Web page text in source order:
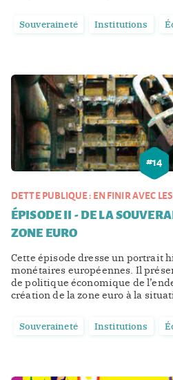
Souveraineté Institutions
#14
DETTE PUBLIQUE : EN FINIR AVEC
ÉPISODE II - DE LA
ZONE EURO
Cette épisode dresse un portrait
monétaires européennes. Il
de politique économique de
création de la zone euro à la
Souveraineté Institutions